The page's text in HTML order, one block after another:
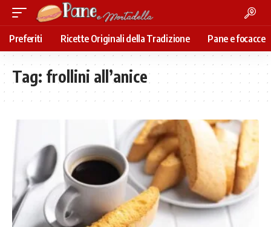
Preferiti Ricette Originali della Tradizione Pane e focacce
Tag: frollini all’anice